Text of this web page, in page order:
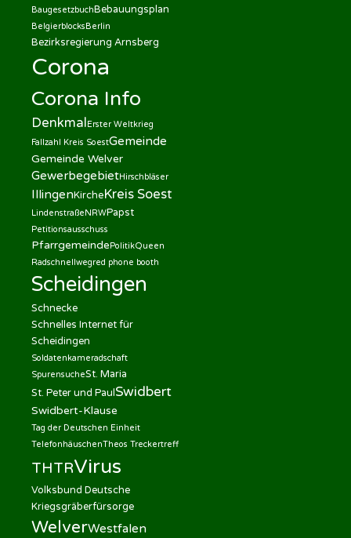
BaugesetzbuchBebauungsplan
BelgierblocksBerlin
Bezirksregierung Arnsberg
Corona
Corona Info
DenkmalErster Weltkrieg
Fallzahl Kreis SoestGemeinde
Gemeinde Welver
GewerbegebietHirschbläser
IllingenKircheKreis Soest
LindenstraßeNRWPapst
Petitionsausschuss
PfarrgemeindePolitikQueen
Radschnellwegred phone booth
Scheidingen
Schnecke
Schnelles Internet für
Scheidingen
Soldatenkameradschaft
SpurensucheSt. Maria
St. Peter und PaulSwidbert
Swidbert-Klause
Tag der Deutschen Einheit
TelefonhäuschenTheos Treckertreff
THTRVirus
Volksbund Deutsche
Kriegsgräberfürsorge
WelverWestfalen